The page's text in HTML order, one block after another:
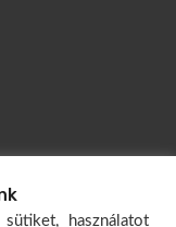
használatot